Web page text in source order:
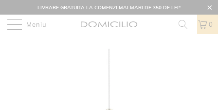
LIVRARE GRATUITA LA COMENZI MAI MARI DE 350 DE LEI*
Meniu 0